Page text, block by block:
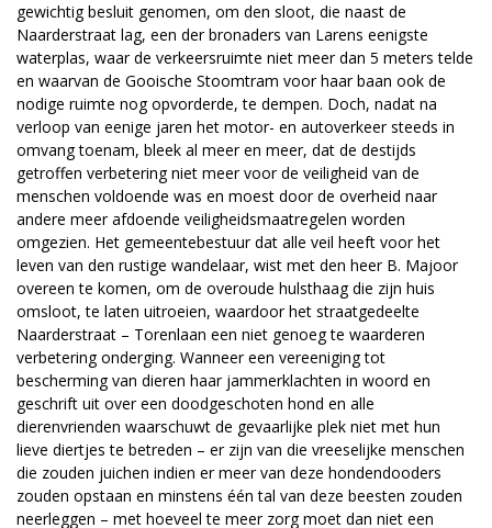
gewichtig besluit genomen, om den sloot, die naast de
Naarderstraat lag, een der bronaders van Larens eenigste
waterplas, waar de verkeersruimte niet meer dan 5 meters telde
en waarvan de Gooische Stoomtram voor haar baan ook de
nodige ruimte nog opvorderde, te dempen. Doch, nadat na
verloop van eenige jaren het motor- en autoverkeer steeds in
omvang toenam, bleek al meer en meer, dat de destijds
getroffen verbetering niet meer voor de veiligheid van de
menschen voldoende was en moest door de overheid naar
andere meer afdoende veiligheidsmaatregelen worden
omgezien. Het gemeentebestuur dat alle veil heeft voor het
leven van den rustige wandelaar, wist met den heer B. Majoor
overeen te komen, om de overoude hulsthaag die zijn huis
omsloot, te laten uitroeien, waardoor het straatgedeelte
Naarderstraat – Torenlaan een niet genoeg te waarderen
verbetering onderging. Wanneer een vereeniging tot
bescherming van dieren haar jammerklachten in woord en
geschrift uit over een doodgeschoten hond en alle
dierenvrienden waarschuwt de gevaarlijke plek niet met hun
lieve diertjes te betreden – er zijn van die vreeselijke menschen
die zouden juichen indien er meer van deze hondendooders
zouden opstaan en minstens één tal van deze beesten zouden
neerleggen – met hoeveel te meer zorg moet dan niet een